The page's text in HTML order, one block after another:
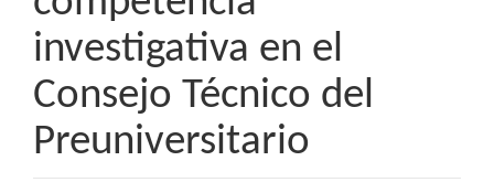
investigativa en el
Consejo Técnico del
Preuniversitario